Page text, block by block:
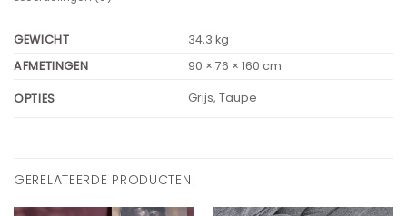
GEWICHT
34,3 kg
AFMETINGEN
90 × 76 × 160 cm
OPTIES Grijs, Taupe
GERELATEERDE PRODUCTEN